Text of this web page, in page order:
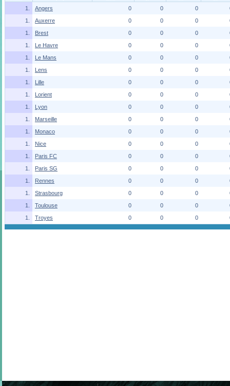
1.
Angers 0 0 0
1.
Auxerre 0 0 0
1.
Brest 0 0 0
1.
Le Havre 0 0 0
1.
Le Mans 0 0 0
1.
Lens 0 0 0
1.
Lille 0 0 0
1.
Lorient 0 0 0
1.
Lyon 0 0 0
1.
Marseille 0 0 0
1.
Monaco 0 0 0
1.
Nice 0 0 0
1.
Paris FC 0 0 0
1.
Paris SG 0 0 0
1.
Rennes 0 0 0
1.
Strasbourg 0 0 0
1.
Toulouse 0 0 0
1.
Troyes 0 0 0